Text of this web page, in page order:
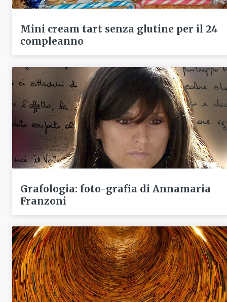
Mini cream tart senza glutine per il 24
compleanno
Grafologia: foto-grafia di Annamaria
Franzoni